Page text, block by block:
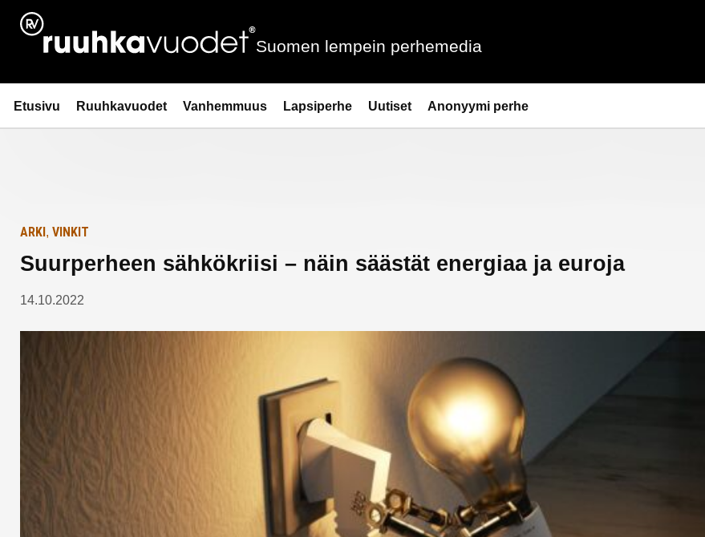
Siirry
sisältöön
Ruuhkavuodet.fi
Suomen lempein perhemedia
Etusivu Ruuhkavuodet Vanhemmuus Lapsiperhe Uutiset Anonyymi perhe
Etusivulle
ARKI, VINKIT
Suurperheen sähkökriisi – näin säästät energiaa ja euroja
14.10.2022